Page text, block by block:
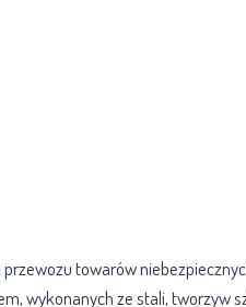
towarów
wykonanych ze stali, tworzyw